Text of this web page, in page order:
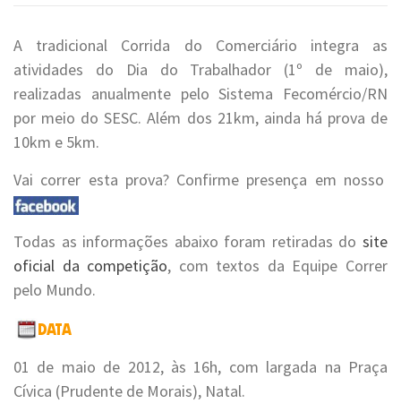
A tradicional Corrida do Comerciário integra as
atividades do Dia do Trabalhador (1º de maio),
realizadas anualmente pelo Sistema Fecomércio/RN
por meio do SESC. Além dos 21km, ainda há prova de
10km e 5km.
Vai correr esta prova? Confirme presença em nosso
Todas as informações abaixo foram retiradas do site
oficial da competição, com textos da Equipe Correr
pelo Mundo.
01 de maio de 2012, às 16h, com largada na Praça
Cívica (Prudente de Morais), Natal.